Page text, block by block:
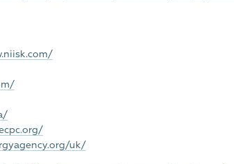
uk/